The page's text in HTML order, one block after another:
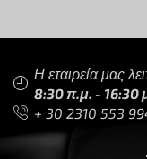
Η εταιρεία μας
8:30 π.μ. - 16:30
+ 30 2310 553